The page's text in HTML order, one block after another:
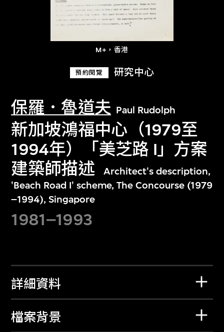
M+，香港
預約閱覽 研究中心
保羅．魯道夫 Paul Rudolph
新加坡鴻福中心（1979至
1994年）「美芝路 I」方案
建築師描述
Architect's description,
'Beach Road I' scheme, The Concourse (1979
–1994), Singapore
1981–1993
詳細資料
檔案背景
文化藏品。